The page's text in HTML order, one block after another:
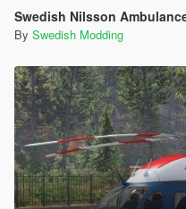
Swedish Nilsson
By Swedish Modding